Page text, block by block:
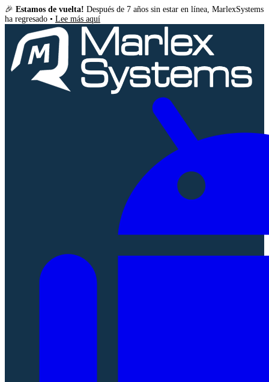
🎉 Estamos de vuelta! Después de 7 años sin estar en línea, MarlexSystems
ha regresado • Lee más aquí